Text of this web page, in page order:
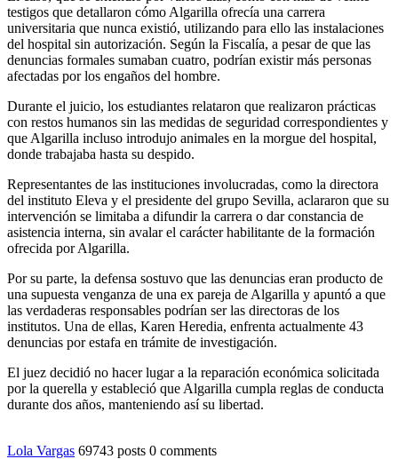
testigos que detallaron cómo Algarilla ofrecía una carrera
universitaria que nunca existió, utilizando para ello las instalaciones
del hospital sin autorización. Según la Fiscalía, a pesar de que las
denuncias formales sumaban cuatro, podrían existir más personas
afectadas por los engaños del hombre.
Durante el juicio, los estudiantes relataron que realizaron prácticas
con restos humanos sin las medidas de seguridad correspondientes y
que Algarilla incluso introdujo animales en la morgue del hospital,
donde trabajaba hasta su despido.
Representantes de las instituciones involucradas, como la directora
del instituto Eleva y el presidente del grupo Sevilla, aclararon que su
intervención se limitaba a difundir la carrera o dar constancia de
asistencia interna, sin avalar el carácter habilitante de la formación
ofrecida por Algarilla.
Por su parte, la defensa sostuvo que las denuncias eran producto de
una supuesta venganza de una ex pareja de Algarilla y apuntó a que
las verdaderas responsables podrían ser las directoras de los
institutos. Una de ellas, Karen Heredia, enfrenta actualmente 43
denuncias por estafa en trámite de investigación.
El juez decidió no hacer lugar a la reparación económica solicitada
por la querella y estableció que Algarilla cumpla reglas de conducta
durante dos años, manteniendo así su libertad.
Lola Vargas 69743 posts 0 comments